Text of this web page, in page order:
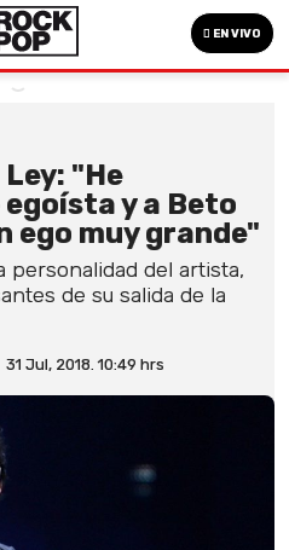
EN VIVO
"He
y a Beto
ego muy grande"
personalidad del artista,
de su salida de la
31 Jul, 2018. 10:49 hrs